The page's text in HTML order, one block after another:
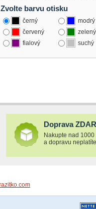
Zvolte barvu otisku
černý
modrý
červený
zelený
fialový
suchý
Doprava
Nakupte nad 1000
a dopravu